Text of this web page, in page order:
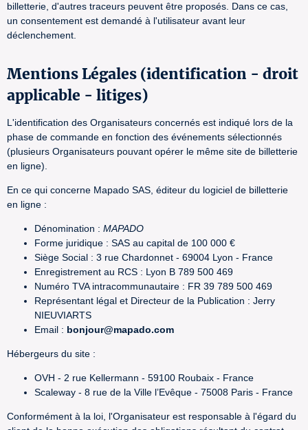
billetterie, d'autres traceurs peuvent être proposés. Dans ce cas,
un consentement est demandé à l'utilisateur avant leur
déclenchement.
Mentions Légales (identification - droit
applicable - litiges)
L'identification des Organisateurs concernés est indiqué lors de la
phase de commande en fonction des événements sélectionnés
(plusieurs Organisateurs pouvant opérer le même site de billetterie
en ligne).
En ce qui concerne Mapado SAS, éditeur du logiciel de billetterie
en ligne :
Dénomination : MAPADO
Forme juridique : SAS au capital de 100 000 €
Siège Social : 3 rue Chardonnet - 69004 Lyon - France
Enregistrement au RCS : Lyon B 789 500 469
Numéro TVA intracommunautaire : FR 39 789 500 469
Représentant légal et Directeur de la Publication : Jerry
NIEUVIARTS
Email : bonjour@mapado.com
Hébergeurs du site :
OVH - 2 rue Kellermann - 59100 Roubaix - France
Scaleway - 8 rue de la Ville l’Evêque - 75008 Paris - France
Conformément à la loi, l'Organisateur est responsable à l'égard du